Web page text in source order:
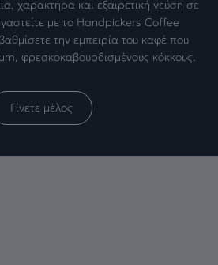
χαρακτήρα και εξαιρετική γεύση σε
με το Handpickers Coffee
την εμπειρία του καφέ που
φρεσκοκαβουρδισμένους κόκκους.
Γίνετε μέλος